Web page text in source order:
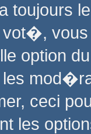
toujours
option
ceci
les